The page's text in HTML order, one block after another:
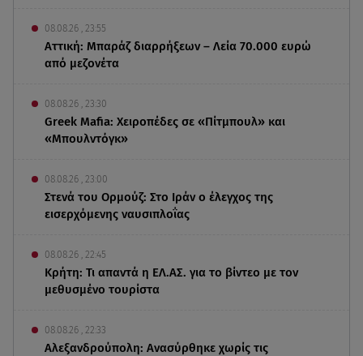
08.08.26 , 23:55
Αττική: Μπαράζ διαρρήξεων – Λεία 70.000 ευρώ
από μεζονέτα
08.08.26 , 23:30
Greek Mafia: Χειροπέδες σε «Πίτμπουλ» και
«Μπουλντόγκ»
08.08.26 , 23:00
Στενά του Ορμούζ: Στο Ιράν ο έλεγχος της
εισερχόμενης ναυσιπλοΐας
08.08.26 , 22:45
Κρήτη: Τι απαντά η ΕΛ.ΑΣ. για το βίντεο με τον
μεθυσμένο τουρίστα
08.08.26 , 22:33
Αλεξανδρούπολη: Ανασύρθηκε χωρίς τις